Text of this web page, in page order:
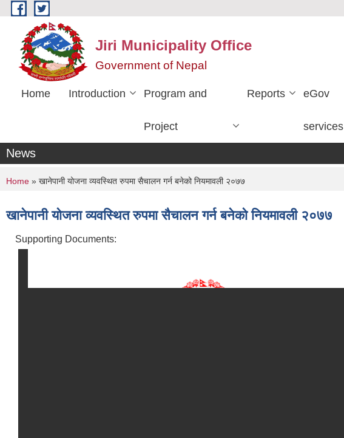
Skip to main content
Jiri Municipality Office
Government of Nepal
Home Introduction Program and
Project
Reports eGov
services
News
You are here
Home » खानेपानी योजना व्यवस्थित रुपमा सैचालन गर्न बनेको नियमावली २०७७
खानेपानी योजना व्यवस्थित रुपमा सैचालन गर्न बनेको नियमावली २०७७
Supporting Documents: